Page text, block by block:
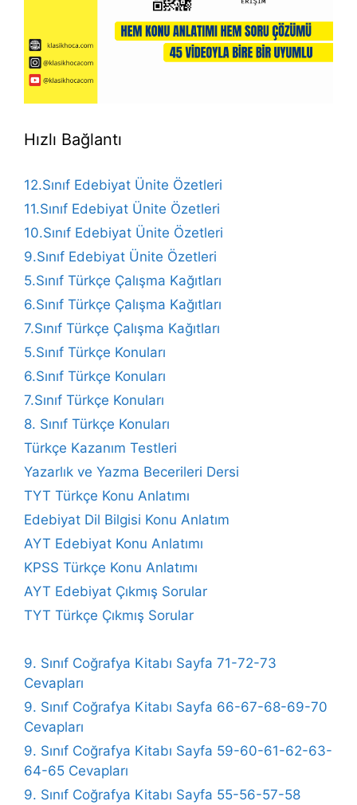
Hızlı Bağlantı
12.Sınıf Edebiyat Ünite Özetleri
11.Sınıf Edebiyat Ünite Özetleri
10.Sınıf Edebiyat Ünite Özetleri
9.Sınıf Edebiyat Ünite Özetleri
5.Sınıf Türkçe Çalışma Kağıtları
6.Sınıf Türkçe Çalışma Kağıtları
7.Sınıf Türkçe Çalışma Kağıtları
5.Sınıf Türkçe Konuları
6.Sınıf Türkçe Konuları
7.Sınıf Türkçe Konuları
8. Sınıf Türkçe Konuları
Türkçe Kazanım Testleri
Yazarlık ve Yazma Becerileri Dersi
TYT Türkçe Konu Anlatımı
Edebiyat Dil Bilgisi Konu Anlatım
AYT Edebiyat Konu Anlatımı
KPSS Türkçe Konu Anlatımı
AYT Edebiyat Çıkmış Sorular
TYT Türkçe Çıkmış Sorular
9. Sınıf Coğrafya Kitabı Sayfa 71-72-73
Cevapları
9. Sınıf Coğrafya Kitabı Sayfa 66-67-68-69-70
Cevapları
9. Sınıf Coğrafya Kitabı Sayfa 59-60-61-62-63-
64-65 Cevapları
9. Sınıf Coğrafya Kitabı Sayfa 55-56-57-58